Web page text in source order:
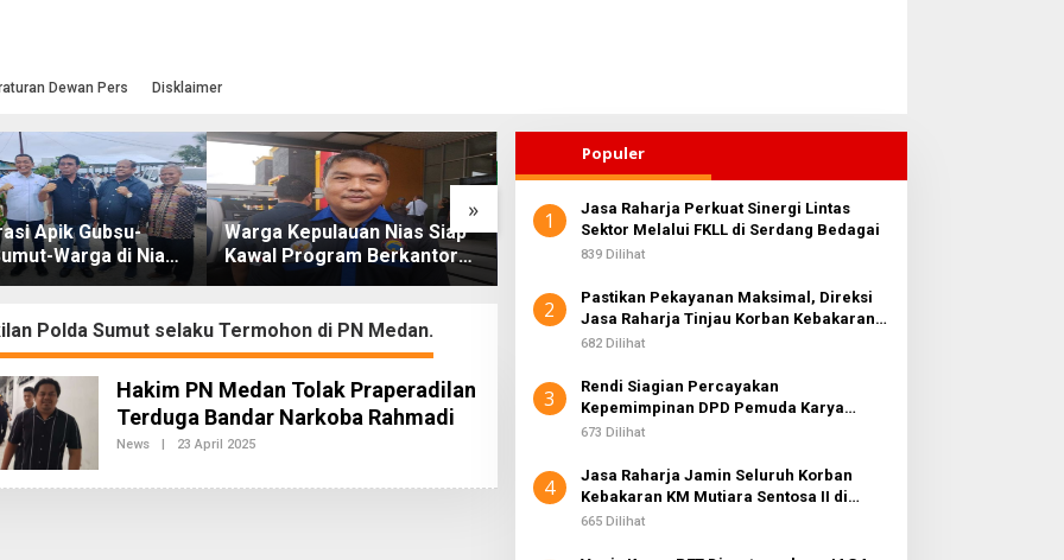
Dewan Pers Disklaimer
»
Apik Gubsu-
Warga di Nias
Rusak Puluhan
Warga Kepulauan Nias Siap
Kawal Program Berkantor
Gubsu Bobby Nasution
Lahirkan Generasi Bebas
Stunting, Wali Kota
Optimalisasi SP3 Catin
Di Balik Laba Bersih Rp10,4
Telkomsel Nugroho Terkait
Dugaan Kasus Notifikasi
Polda Sumut selaku Termohon di PN Medan.
Hakim PN Medan Tolak Praperadilan
Terduga Bandar Narkoba Rahmadi
News | 23 April 2025O
H
Populer
1
Jasa Raharja Perkuat Sinergi Lintas
Sektor Melalui FKLL di Serdang Bedagai
839 Dilihat
2
Pastikan Pekayanan Maksimal, Direksi
Jasa Raharja Tinjau Korban Kebakaran
KM Mutiara Sentosa II
682 Dilihat
3
Rendi Siagian Percayakan
Kepemimpinan DPD Pemuda Karya
Nasional Kota Medan kepada Josef
673 Dilihat
4
Jasa Raharja Jamin Seluruh Korban
Kebakaran KM Mutiara Sentosa II di
Perairan Sumenep
665 Dilihat